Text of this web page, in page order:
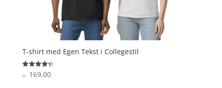
T-shirt med Egen Tekst i Collegestil
Vurderet
4.3
kr.169,00